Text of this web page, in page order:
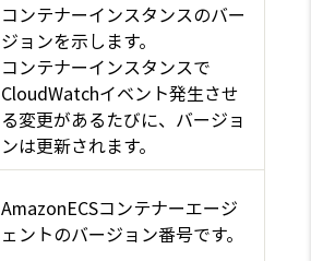
コンテナーインスタンスのバー
ジョンを示します。
コンテナーインスタンスで
CloudWatchイベント発生させ
る変更があるたびに、バージョ
ンは更新されます。
AmazonECSコンテナーエージ
ェントのバージョン番号です。